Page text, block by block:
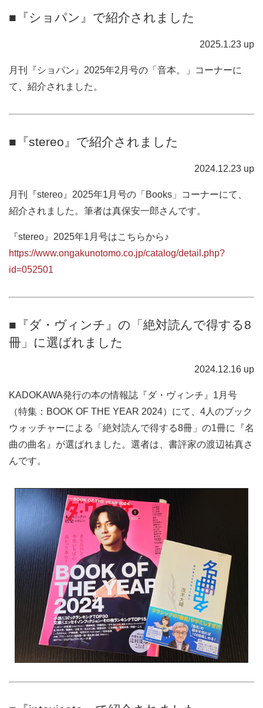
■『ショパン』で紹介されました
2025.1.23 up
月刊『ショパン』2025年2月号の「音本。」コーナーに
て、紹介されました。
■『stereo』で紹介されました
2024.12.23 up
月刊『stereo』2025年1月号の「Books」コーナーにて、
紹介されました。筆者は真保安一郎さんです。
『stereo』2025年1月号はこちらから♪
https://www.ongakunotomo.co.jp/catalog/detail.php?
id=052501
■『ダ・ヴィンチ』の「絶対読んで得する8
冊」に選ばれました
2024.12.16 up
KADOKAWA発行の本の情報誌『ダ・ヴィンチ』1月号
（特集：BOOK OF THE YEAR 2024）にて、4人のブック
ウォッチャーによる「絶対読んで得する8冊」の1冊に『名
曲の曲名』が選ばれました。選者は、書評家の渡辺祐真さ
んです。